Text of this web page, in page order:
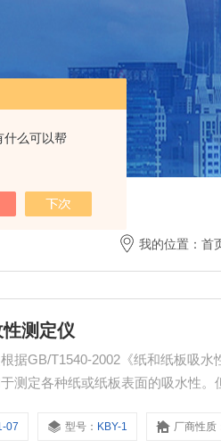
什么可以帮
我的位置： 首
测定仪
据GB/T1540-2002《纸和纸板吸
测定各种纸或纸板表面的吸水性。
07 型号： KBY-1 厂商性质